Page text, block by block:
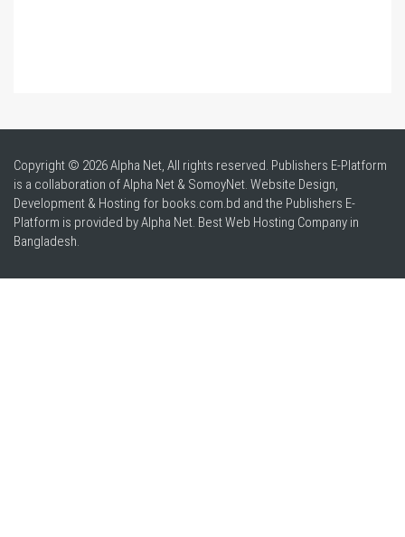
Copyright © 2026 Alpha Net, All rights reserved. Publishers E-Platform
is a collaboration of Alpha Net & SomoyNet. Website Design,
Development & Hosting for books.com.bd and the Publishers E-
Platform is provided by Alpha Net. BestWeb Hosting Company in
Bangladesh.